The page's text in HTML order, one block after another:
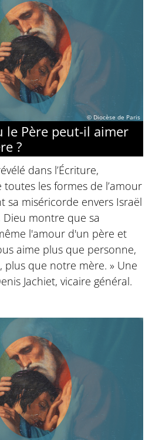
© Diocèse de Paris
le Père peut-il aimer
?
dans l’Écriture,
les formes de l’amour
sa miséricorde envers Israël
montre que sa
l'amour d'un père et
aime plus que personne,
que notre mère. » Une
Jachiet, vicaire général.